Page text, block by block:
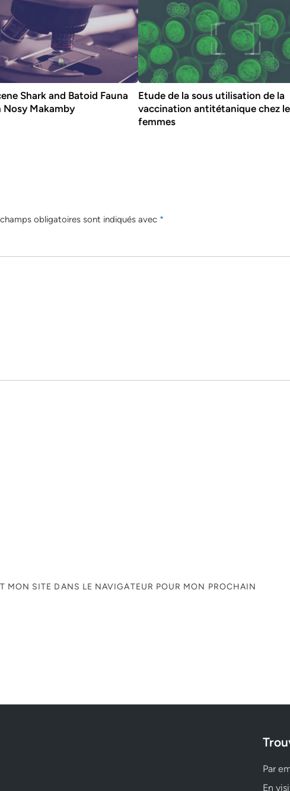
Shark and Batoid Fauna
Nosy Makamby
Etude de la sous utilisation de la
vaccination antitétanique chez
femmes
obligatoires sont indiqués avec *
MON SITE DANS LE NAVIGATEUR POUR MON PROCHAIN
Par
En